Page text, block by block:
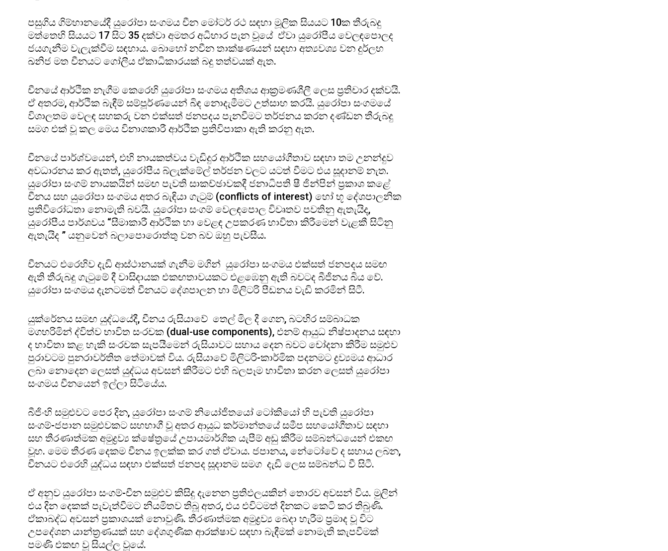
පසුගිය ගිම්හානයේදී යුරෝපා සංගමය චීන මෝටර් රථ සඳහා මූලික සියයට 10ක තීරුබදු
මත්තෙහි සියයට 17 සිට 35 දක්වා අමතර අධිභාර පැන වූයේ ඒවා යුරෝපීය වෙලඳපොලද
ජයගැනීම වැලැක්වීම සඳහාය. බොහෝ නවීන තාක්ෂණයන් සඳහා අත්‍යවශ්‍ය වන දුර්ලභ
ඛනිජ මත චීනයට ගෝලීය ඒකාධිකාරයක් බදු තත්වයක් ඇත.
චීනයේ ආර්ථික නැගීම කෙරෙහි යුරෝපා සංගමය අතිශය ආක්‍රමණශීලී ලෙස ප්‍රතිචාර දක්වයි.
ඒ අතරම, ආර්ථික බැඳීම් සම්පූර්ණයෙන් බිඳ නොදැමීමට උත්සාහ කරයි. යුරෝපා සංගමයේ
විශාලතම වෙලඳ සහකරු වන එක්සත් ජනපදය පැනවීමට තර්ජනය කරන දණ්ඩන තීරුබදු
සමග එක් වූ කල මෙය විනාශකාරී ආර්ථික ප්‍රතිවිපාකා ඇති කරනු ඇත.
චීනයේ පාර්ශ්වයෙන්, එහි නායකත්වය වැඩිදුර ආර්ථික සහයෝගීතාව සඳහා තම උනන්දුව
අවධාරනය කර ඇතත්, යුරෝපීය බ්ලැක්මේල් තර්ජන වලට යටත් වීමට එය සූදානම් නැත.
යුරෝපා සංගම් නායකයින් සමඟ පැවති සාකච්ඡාවකදී ජනාධිපති ෂී ජින්පින් ප්‍රකාශ කළේ
චීනය සහ යුරෝපා සංගමය අතර බැඳියා ගැටුම් (conflicts of interest) හෝ භූ දේශපාලනික
ප්‍රතිවිරෝධතා නොමැති බවයි. යුරෝපා සංගම් වෙලඳපොල විවෘතව පවතිනු ඇතැයිද,
යුරෝපීය පාර්ශවය “සීමාකාරී ආර්ථික හා වෙළඳ උපකරණ භාවිතා කිරීමෙන් වැළකී සිටිනු
ඇතැයිද ” යනුවෙන් බලාපොරොත්තු වන බව ඔහු පැවසීය.
චීනයට එරෙහිව දැඩි ආස්ථානයක් ගැනීම මගින් යුරෝපා සංගමය එක්සත් ජනපදය සමඟ
ඇති තීරුබදු ගැටුමේ දී වාසිදායක එකඟතාවයකට එළඹෙනු ඇති බවටද බීජිනය බිය වේ.
යුරෝපා සංගමය දැනටමත් චීනයට දේශපාලන හා මිලිටරි පීඩනය වැඩි කරමින් සිටී.
යුක්රේනය සමඟ යුද්ධයේදී, චීනය රුසියාවේ තෙල් මිල දී ගෙන, බටහිර සම්බාධක
මගහරිමින් ද්විත්ව භාවිත සංරචක (dual-use components), එනම් ආයුධ නිෂ්පාදනය සඳහා
ද භාවිතා කළ හැකි සංරචක සැපයීමෙන් රුසියාවට සහාය දෙන බවට චෝදනා කිරීම සමුළුව
පුරාවටම පුනරාවර්තිත තේමාවක් විය. රුසියාවේ මිලිටරි-කාර්මික පදනමට ද්‍රව්‍යමය ආධාර
ලබා නොදෙන ලෙසත් යුද්ධය අවසන් කිරීමට එහි බලපෑම භාවිතා කරන ලෙසත් යුරෝපා
සංගමය චීනයෙන් ඉල්ලා සිටියේය.
බීජිංහි සමුළුවට පෙර දින, යුරෝපා සංගම් නියෝජිතයෝ ටෝකියෝ හි පැවති යුරෝපා
සංගම්-ජපාන සමුළුවකට සහභාගී වූ අතර ආයුධ කර්මාන්තයේ සමීප සහයෝගීතාව සඳහා
සහ තීරණාත්මක අමුද්‍රව්‍ය ක්ෂේත්‍රයේ උපායමාර්ගික යැපීම් අඩු කිරීම සම්බන්ධයෙන් එකඟ
වූහ. මෙම තීරණ දෙකම චීනය ඉලක්ක කර ගත් ඒවාය. ජපානය, නේටෝවේ ද සහාය ලබන,
චීනයට එරෙහි යුද්ධය සඳහා එක්සත් ජනපද සූදානම සමග දැඩි ලෙස සම්බන්ධ වී සිටී.
ඒ අනුව යුරෝපා සංගම්-චීන සමුළුව කිසිදු දැනෙන ප්‍රතිඵලයකින් තොරව අවසන් විය. මුලින්
එය දින දෙකක් පැවැත්වීමට නියමිතව තිබූ අතර, එය එවිටමත් දිනකට කෙටි කර තිබුණි.
ඒකාබද්ධ අවසන් ප්‍රකාශයක් නොවුණි. තීරණාත්මක අමුද්‍රව්‍ය බෙදා හැරීම ප්‍රමාද වූ විට
උපදේශන යාන්ත්‍රණයක් සහ දේශගුණික ආරක්ෂාව සඳහා බැඳීමක් නොමැති කැපවීමක්
පමණි එකඟ වූ සියල්ල වූයේ.